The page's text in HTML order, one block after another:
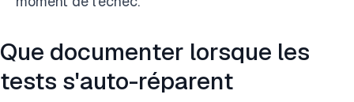
Que documenter lorsque les
tests s'auto-réparent